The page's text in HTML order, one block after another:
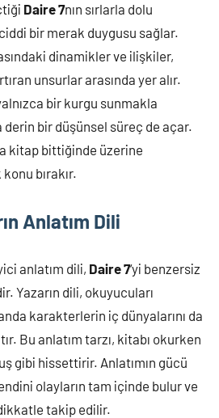
Daire 7nın sırlarla dolu
bir merak duygusu sağlar.
dinamikler ve ilişkiler,
unsurlar arasında yer alır.
bir kurgu sunmakla
derin bir düşünsel süreç de açar.
kitap bittiğinde üzerine
bırakır.
Anlatım Dili
anlatım dili, Daire 7‘yi benzersiz
Yazarın dili, okuyucuları
karakterlerin iç dünyalarını da
Bu anlatım tarzı, kitabı okurken
gibi hissettirir. Anlatımın gücü
olayların tam içinde bulur ve
takip edilir.